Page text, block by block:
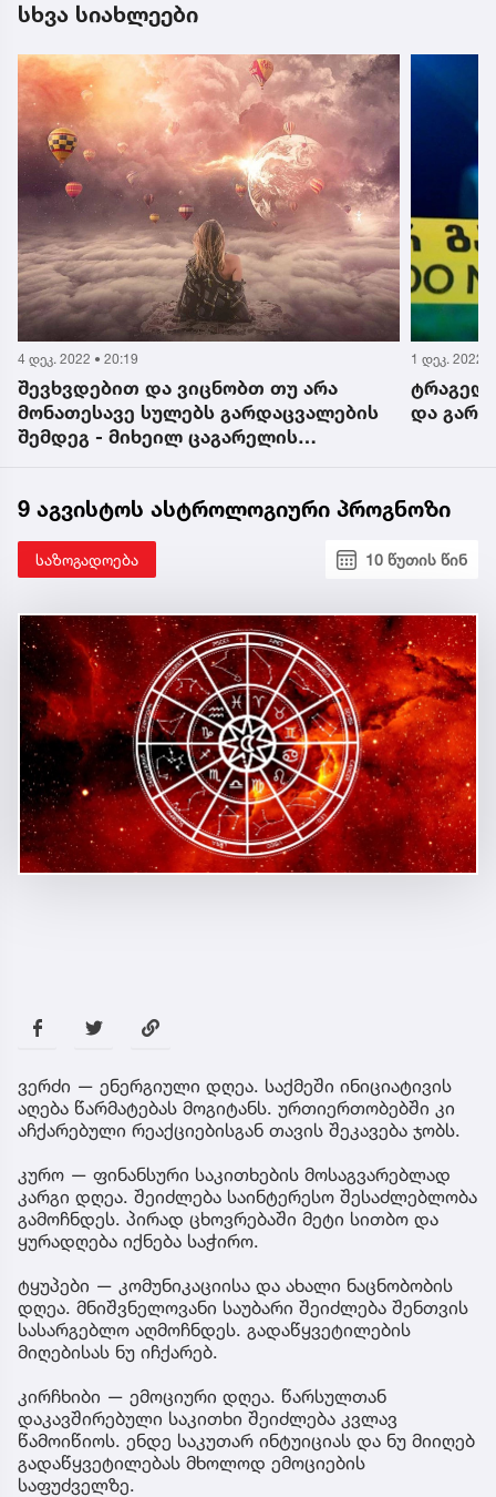
სხვა სიახლეები
4 დეკ. 2022 • 20:19
შევხვდებით და ვიცნობთ თუ არა
მონათესავე სულებს გარდაცვალების
შემდეგ - მიხეილ ცაგარელის
1 დეკ. 2022
და
9 აგვისტოს ასტროლოგიური პროგნოზი
საზოგადოება 10 წუთის წინ
ვერძი — ენერგიული დღეა. საქმეში ინიციატივის
აღება წარმატებას მოგიტანს. ურთიერთობებში კი
აჩქარებული რეაქციებისგან თავის შეკავება ჯობს.
კურო — ფინანსური საკითხების მოსაგვარებლად
კარგი დღეა. შეიძლება საინტერესო შესაძლებლობა
გამოჩნდეს. პირად ცხოვრებაში მეტი სითბო და
ყურადღება იქნება საჭირო.
ტყუპები — კომუნიკაციისა და ახალი ნაცნობობის
დღეა. მნიშვნელოვანი საუბარი შეიძლება შენთვის
სასარგებლო აღმოჩნდეს. გადაწყვეტილების
მიღებისას ნუ იჩქარებ.
კირჩხიბი — ემოციური დღეა. წარსულთან
დაკავშირებული საკითხი შეიძლება კვლავ
წამოიწიოს. ენდე საკუთარ ინტუიციას და ნუ მიიღებ
გადაწყვეტილებას მხოლოდ ემოციების
საფუძველზე.